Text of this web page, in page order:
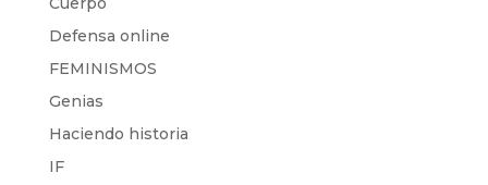
Defensa online
FEMINISMOS
Genias
Haciendo historia
IF